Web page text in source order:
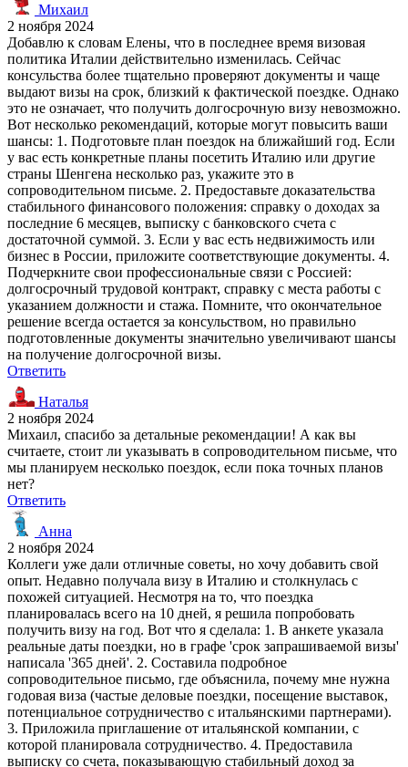
Михаил
2 ноября 2024
Добавлю к словам Елены, что в последнее время визовая
политика Италии действительно изменилась. Сейчас
консульства более тщательно проверяют документы и чаще
выдают визы на срок, близкий к фактической поездке. Однако
это не означает, что получить долгосрочную визу невозможно.
Вот несколько рекомендаций, которые могут повысить ваши
шансы: 1. Подготовьте план поездок на ближайший год. Если
у вас есть конкретные планы посетить Италию или другие
страны Шенгена несколько раз, укажите это в
сопроводительном письме. 2. Предоставьте доказательства
стабильного финансового положения: справку о доходах за
последние 6 месяцев, выписку с банковского счета с
достаточной суммой. 3. Если у вас есть недвижимость или
бизнес в России, приложите соответствующие документы. 4.
Подчеркните свои профессиональные связи с Россией:
долгосрочный трудовой контракт, справку с места работы с
указанием должности и стажа. Помните, что окончательное
решение всегда остается за консульством, но правильно
подготовленные документы значительно увеличивают шансы
на получение долгосрочной визы.
Ответить
Наталья
2 ноября 2024
Михаил, спасибо за детальные рекомендации! А как вы
считаете, стоит ли указывать в сопроводительном письме, что
мы планируем несколько поездок, если пока точных планов
нет?
Ответить
Анна
2 ноября 2024
Коллеги уже дали отличные советы, но хочу добавить свой
опыт. Недавно получала визу в Италию и столкнулась с
похожей ситуацией. Несмотря на то, что поездка
планировалась всего на 10 дней, я решила попробовать
получить визу на год. Вот что я сделала: 1. В анкете указала
реальные даты поездки, но в графе 'срок запрашиваемой визы'
написала '365 дней'. 2. Составила подробное
сопроводительное письмо, где объяснила, почему мне нужна
годовая виза (частые деловые поездки, посещение выставок,
потенциальное сотрудничество с итальянскими партнерами).
3. Приложила приглашение от итальянской компании, с
которой планировала сотрудничество. 4. Предоставила
выписку со счета, показывающую стабильный доход за